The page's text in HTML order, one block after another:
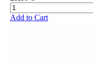
Add to Cart